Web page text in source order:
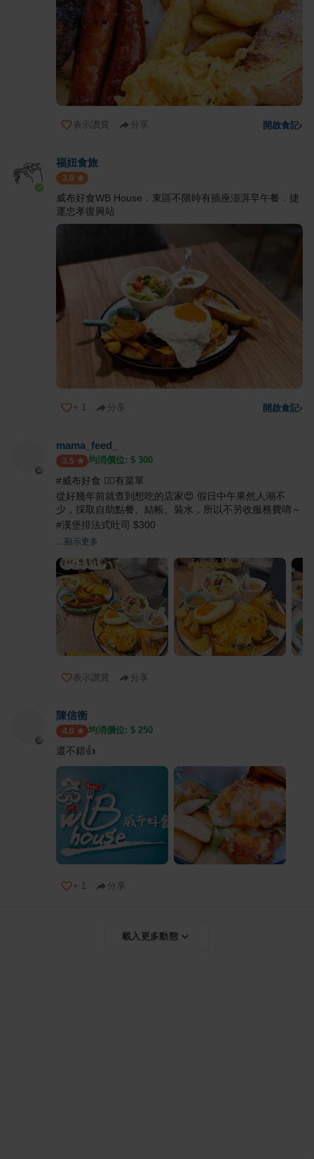
表示讚賞 分享 開啟食記›
福妞食旅
3.0
威布好食WB House．東區不限時有插座澎湃早午餐．捷
運忠孝復興站
+ 1 分享 開啟食記›
mama_feed_
3.5 均消價位: $ 300
#威布好食 👉🏻有菜單
從好幾年前就查到想吃的店家😍 假日中午果然人潮不
少，採取自助點餐、結帳、裝水，所以不另收服務費唷～
#漢堡排法式吐司 $300
... 顯示更多
表示讚賞 分享
陳信衡
4.0 均消價位: $ 250
還不錯👍
+ 1 分享
載入更多動態